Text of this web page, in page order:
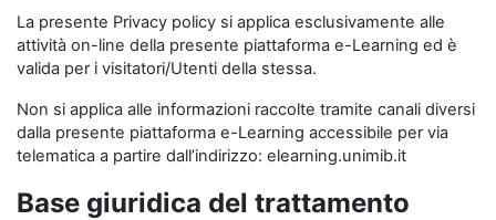
La presente Privacy policy si applica esclusivamente alle
attività on-line della presente piattaforma e-Learning ed è
valida per i visitatori/Utenti della stessa.
Non si applica alle informazioni raccolte tramite canali diversi
dalla presente piattaforma e-Learning accessibile per via
telematica a partire dall’indirizzo: elearning.unimib.it
Base giuridica del trattamento